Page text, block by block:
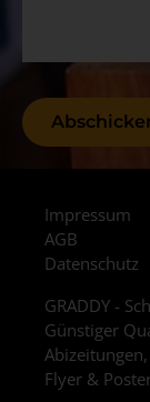
Impressum
AGB
Datenschutz
GRADDY -
Günstiger
Flyer &